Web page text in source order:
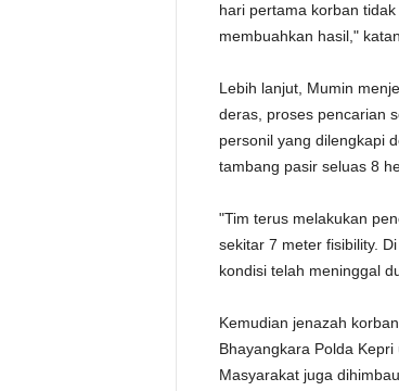
hari pertama korban
membuahkan hasil,"
Lebih lanjut, Mumin
deras, proses pencarian
personil yang dilengkapi
tambang pasir seluas 8
"Tim terus melakukan
sekitar 7 meter fisibility.
kondisi telah meninggal
Kemudian jenazah
Bhayangkara Polda
Masyarakat juga